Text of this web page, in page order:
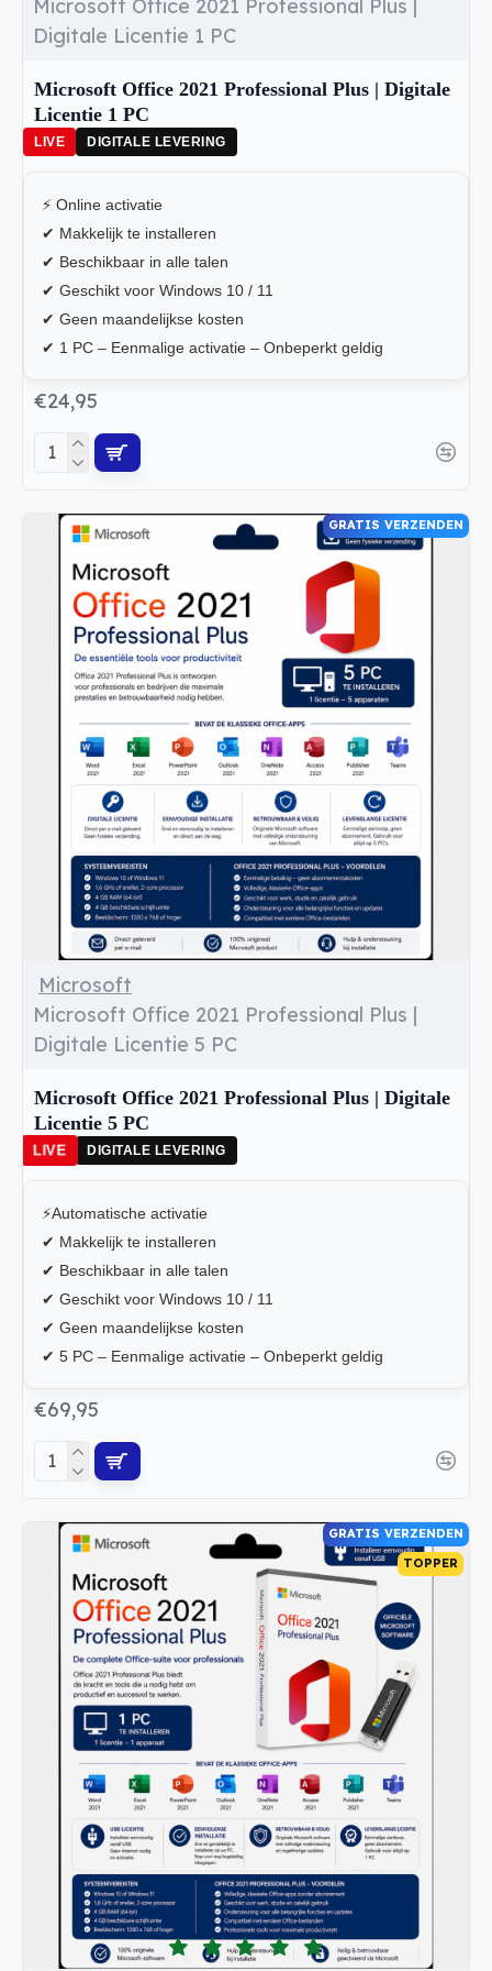
• Microsoft PowerPoint – presentaties ontwerpen
• Microsoft OneNote – digitale notities maken
• Microsoft Publisher – professionele lay-outs en
• Microsoft Access – database beheer
Directe levering van Microsoft Office 2021
Bij Licentiecode-deal.nl ontvang je jouw Microsoft Office
2021 Professional Plus licentie meestal binnen enkele
minuten per e-mail inclusief installatie-instructies.
installeren en gebruiken.
Waarom Microsoft Office 2021 Professional Plus kopen
bij Licentiecode-deal.nl?
✔ Originele Microsoft licenties
✔ Directe digitale levering per e-mail
✔ Veilige betaalmethoden zoals iDEAL en PayPal
✔ Scherpe prijzen
✔ Snelle klantenservice
Microsoft Office 2021 Professional Plus |
Digitale Licentie 1 PC
Microsoft Office 2021 Professional Plus | Digitale
Licentie 1 PC
LIVE DIGITALE LEVERING
⚡ Online activatie
✔ Makkelijk te installeren
✔ Beschikbaar in alle talen
✔ Geschikt voor Windows 10 / 11
✔ Geen maandelijkse kosten
✔ 1 PC – Eenmalige activatie – Onbeperkt geldig
€24,95
GRATIS VERZENDEN
Microsoft
Microsoft Office 2021 Professional Plus |
Digitale Licentie 5 PC
Microsoft Office 2021 Professional Plus | Digitale
Licentie 5 PC
LIVE DIGITALE LEVERING
⚡Automatische activatie
✔ Makkelijk te installeren
✔ Beschikbaar in alle talen
✔ Geschikt voor Windows 10 / 11
✔ Geen maandelijkse kosten
✔ 5 PC – Eenmalige activatie – Onbeperkt geldig
€69,95
GRATIS VERZENDEN
TOPPER